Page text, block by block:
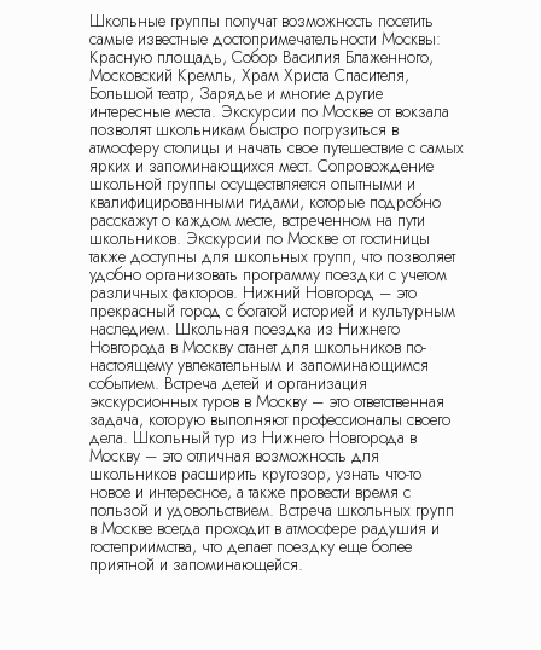
Школьные группы получат возможность посетить
самые известные достопримечательности Москвы:
Красную площадь, Собор Василия Блаженного,
Московский Кремль, Храм Христа Спасителя,
Большой театр, Зарядье и многие другие
интересные места. Экскурсии по Москве от вокзала
позволят школьникам быстро погрузиться в
атмосферу столицы и начать свое путешествие с самых
ярких и запоминающихся мест. Сопровождение
школьной группы осуществляется опытными и
квалифицированными гидами, которые подробно
расскажут о каждом месте, встреченном на пути
школьников. Экскурсии по Москве от гостиницы
также доступны для школьных групп, что позволяет
удобно организовать программу поездки с учетом
различных факторов. Нижний Новгород – это
прекрасный город с богатой историей и культурным
наследием. Школьная поездка из Нижнего
Новгорода в Москву станет для школьников по-
настоящему увлекательным и запоминающимся
событием. Встреча детей и организация
экскурсионных туров в Москву – это ответственная
задача, которую выполняют профессионалы своего
дела. Школьный тур из Нижнего Новгорода в
Москву – это отличная возможность для
школьников расширить кругозор, узнать что-то
новое и интересное, а также провести время с
пользой и удовольствием. Встреча школьных групп
в Москве всегда проходит в атмосфере радушия и
гостеприимства, что делает поездку еще более
приятной и запоминающейся.
Design by IFS
коммерческого использования